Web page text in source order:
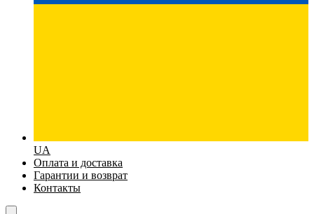
UA
Оплата и доставка
Гарантии и возврат
Контакты